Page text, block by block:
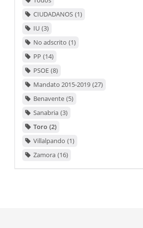
CIUDADANOS 1
IU 3
No adscrito 1
PP 14
PSOE 8
Mandato 2015-2019 27
Benavente 5
Sanabria 3
Toro 2
Villalpando 1
Zamora 16